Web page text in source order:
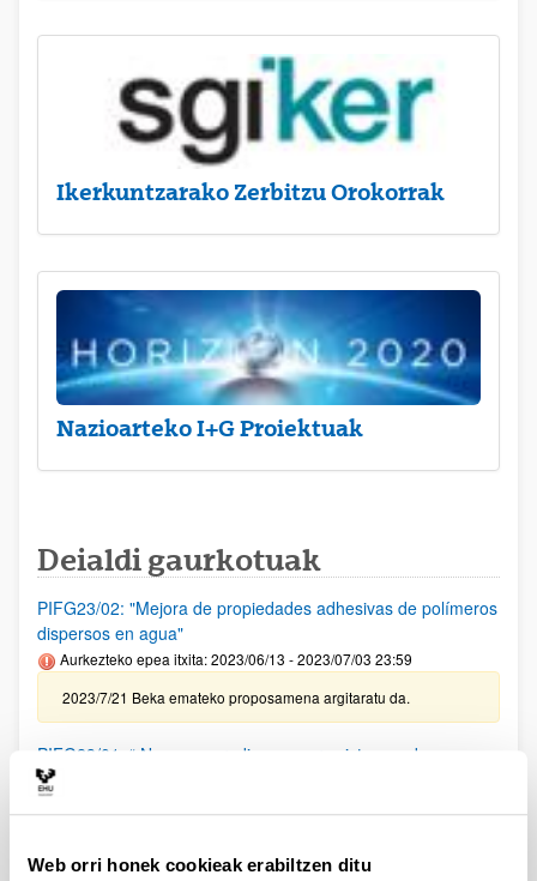
Web orri honek cookieak erabiltzen ditu
Ikerkuntzarako Zerbitzu Orokorrak
Nazioarteko I+G Proiektuak
Deialdi gaurkotuak
PIFG23/02: "Mejora de propiedades adhesivas de polímeros
dispersos en agua"
Aurkezteko epea itxita: 2023/06/13 - 2023/07/03 23:59
2023/7/21 Beka emateko proposamena argitaratu da.
PIFG23/01: “ Nuevos paradigmas para sistemas de
comunicación basados en herramientas de inteligencia
artificial”
2023/07/19 Beka emateko proposamena argitaratu da.